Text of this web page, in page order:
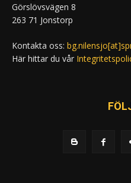
Görslövsvägen 8
263 71 Jonstorp
Kontakta oss:
Här hittar du vår